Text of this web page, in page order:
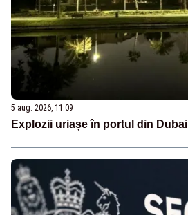
5 aug. 2026, 11:09
Explozii uriașe în portul din Dubai